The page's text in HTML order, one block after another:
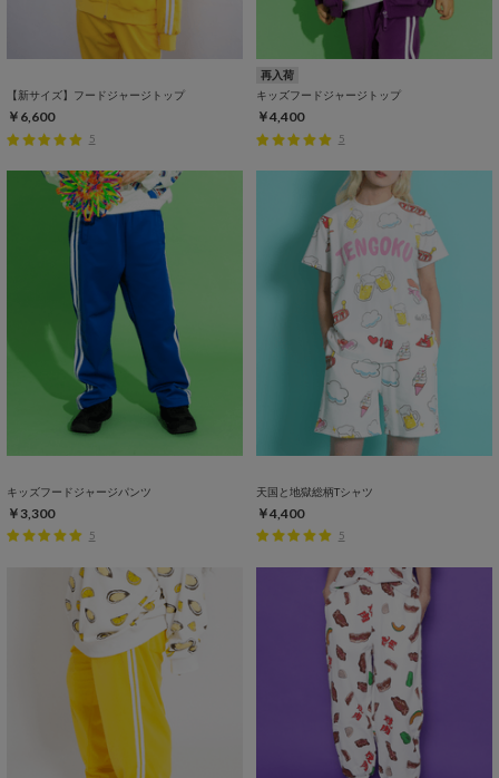
【新サイズ】フードジャージトップ
￥6,600
5
再入荷
キッズフードジャージトップ
￥4,400
5
キッズフードジャージパンツ
￥3,300
5
天国と地獄総柄Tシャツ
￥4,400
5